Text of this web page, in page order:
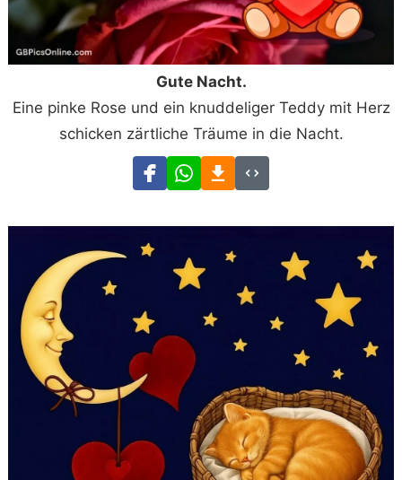
Gute Nacht.
Eine pinke Rose und ein knuddeliger Teddy mit Herz
schicken zärtliche Träume in die Nacht.